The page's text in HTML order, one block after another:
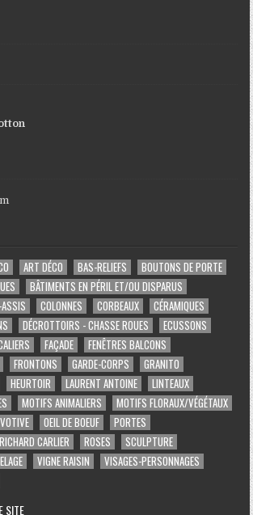
ART DÉCO BAS-RELIEFS
BOUTONS DE PORTE
BÂTIMENTS EN PÉRIL ET/OU DISPARUS
COLONNES CORBEAUX
CÉRAMIQUES
DÉCROTTOIRS - CHASSE ROUES
ECUSSONS
FAÇADE
FENÊTRES BALCONS
FRONTONS GARDE-CORPS
GRANITO
HEURTOIR LAURENT ANTOINE
LINTEAUX
MOTIFS ANIMALIERS
MOTIFS FLORAUX/VÉGÉTAUX
OEIL DE BOEUF
PORTES
RICHARD CARLIER ROSES
SCULPTURE
VIGNE RAISIN
VISAGES-PERSONNAGES
SITE